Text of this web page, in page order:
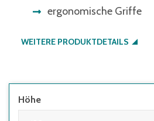
ergonomische Griffe
WEITERE PRODUKTDETAILS
Höhe